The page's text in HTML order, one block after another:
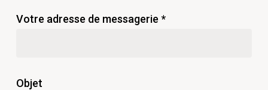
Votre adresse de messagerie *
Objet